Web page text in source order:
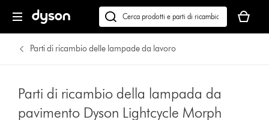
Cerca
su
dyson.it
carrello
è
Parti di ricambio delle lampade da lavoro
Parti di ricambio della lampada da
pavimento Dyson Lightcycle Morph